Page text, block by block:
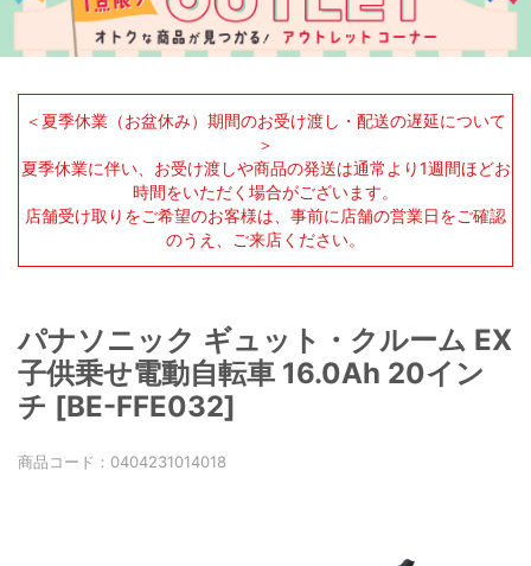
＜夏季休業（お盆休み）期間のお受け渡し・配送の遅延について
＞
夏季休業に伴い、お受け渡しや商品の発送は通常より1週間ほどお
時間をいただく場合がございます。
店舗受け取りをご希望のお客様は、事前に店舗の営業日をご確認
のうえ、ご来店ください。
パナソニック ギュット・クルーム EX
子供乗せ電動自転車 16.0Ah 20イン
チ [BE-FFE032]
商品コード： 0404231014018